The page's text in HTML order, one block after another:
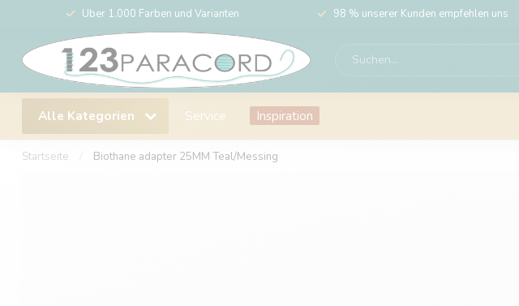
Über 1.000 Farben und Varianten 98 % unserer Kunden empfehlen uns
Alle Kategorien Service Inspiration
Startseite Biothane adapter 25MM Teal/Messing